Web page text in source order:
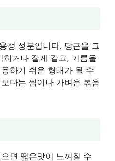
성 성분입니다. 당근을 그
거나 잘게 갈고, 기름을
하기 쉬운 형태가 될 수
다는 찜이나 가벼운 볶음
면 떫은맛이 느껴질 수